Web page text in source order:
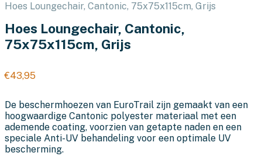
Hoes Loungechair, Cantonic, 75x75x115cm, Grijs
Hoes Loungechair, Cantonic,
75x75x115cm, Grijs
€43,95
De beschermhoezen van EuroTrail zijn gemaakt van een
hoogwaardige Cantonic polyester materiaal met een
ademende coating, voorzien van getapte naden en een
speciale Anti-UV behandeling voor een optimale UV
bescherming.